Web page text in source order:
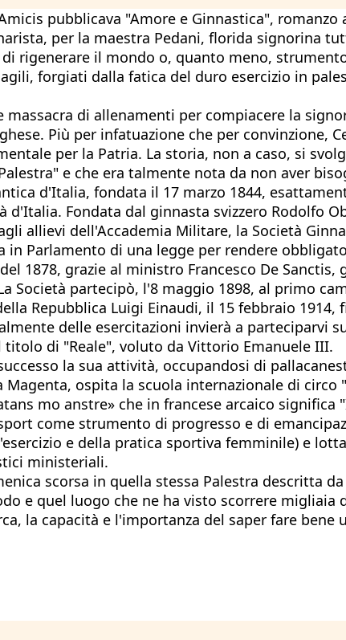
pubblicava "Amore e Ginnastica",
per la maestra Pedani, florida signorina
di rigenerare il mondo o, quanto meno,
forgiati dalla fatica del duro esercizio in
di allenamenti per compiacere la
Più per infatuazione che per convinzione,
per la Patria. La storia, non a caso, si
e che era talmente nota da non aver
d'Italia, fondata il 17 marzo 1844,
Fondata dal ginnasta svizzero Rodolfo
allievi dell'Accademia Militare, la Società
in Parlamento di una legge per rendere
1878, grazie al ministro Francesco De Sanctis,
Società partecipò, l'8 maggio 1898, al primo
Repubblica Luigi Einaudi, il 15 febbraio
delle esercitazioni invierà a parteciparvi
di "Reale", voluto da Vittorio Emanuele III.
la sua attività, occupandosi di
ospita la scuola internazionale di circo
mo anstre» che in francese arcaico
come strumento di progresso e di
e della pratica sportiva femminile) e
ministeriali.
scorsa in quella stessa Palestra descritta
e quel luogo che ne ha visto scorrere
la capacità e l'importanza del saper fare bene